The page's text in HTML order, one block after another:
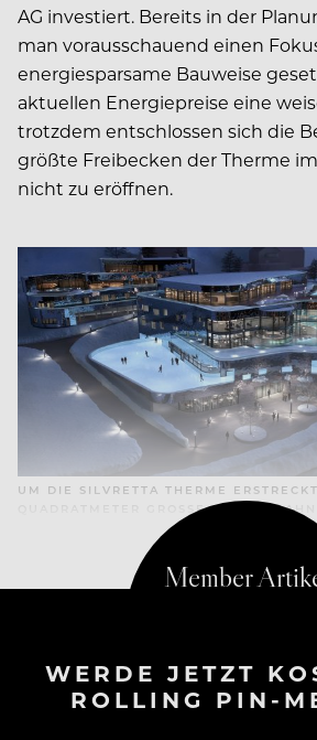
AG investiert. Bereits in der
man vorausschauend einen
energiesparsame Bauweise
aktuellen Energiepreise eine
trotzdem entschlossen sich die
größte Freibecken der Therme
nicht zu eröffnen.
UM DIE SILVRETTA THERME
QUADRATMETER GROSSE EISLAUFBAHN
WERDE JETZT
ROLLING PIN-